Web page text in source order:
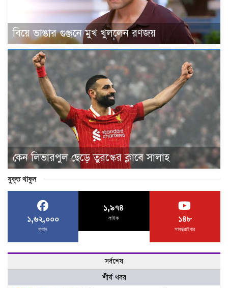
বিয়ে ভাঙার গুঞ্জনে মুখ খুললেন রণজয়
কেন লিভারপুল ছেড়ে তুরস্কের ক্লাবে সালাহ
যুক্ত থাকুন
১,৬২,০০০
ফ্যান
১,৯৭৪
লাইক ১৪৮
সাবস্ক্রাইবার
সর্বশেষ
শীর্ষ খবর